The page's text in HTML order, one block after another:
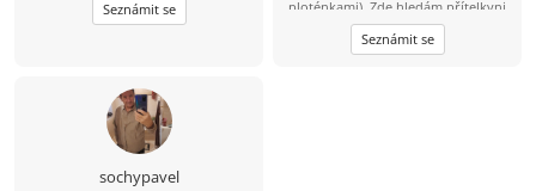
Seznámit se
ploténkami). Zde hledám přítelkyni
se současnou fotkou, později snad i
více, nekuřačku. Z okresů Prostějov,
Olomouc, Vyškov sever, Přerov
Seznámit se
sochypavel